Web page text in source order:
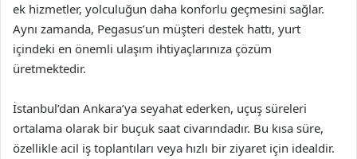
ek hizmetler, yolculuğun daha konforlu geçmesini sağlar.
Aynı zamanda, Pegasus’un müşteri destek hattı, yurt
içindeki en önemli ulaşım ihtiyaçlarınıza çözüm
üretmektedir.
İstanbul’dan Ankara’ya seyahat ederken, uçuş süreleri
ortalama olarak bir buçuk saat civarındadır. Bu kısa süre,
özellikle acil iş toplantıları veya hızlı bir ziyaret için idealdir.